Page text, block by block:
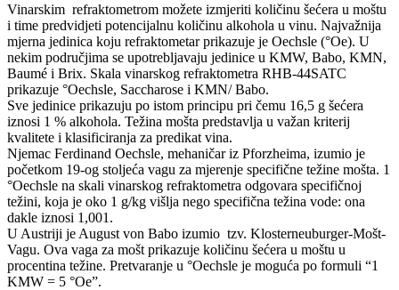
Vinarskim refraktometrom možete izmjeriti količinu šećera u moštu
i time predvidjeti potencijalnu količinu alkohola u vinu. Najvažnija
mjerna jedinica koju refraktometar prikazuje je Oechsle (°Oe). U
nekim područjima se upotrebljavaju jedinice u KMW, Babo, KMN,
Baumé i Brix. Skala vinarskog refraktometra RHB-44SATC
prikazuje °Oechsle, Saccharose i KMN/ Babo.
Sve jedinice prikazuju po istom principu pri čemu 16,5 g šećera
iznosi 1 % alkohola. Težina mošta predstavlja u važan kriterij
kvalitete i klasificiranja za predikat vina.
Njemac Ferdinand Oechsle, mehaničar iz Pforzheima, izumio je
početkom 19-og stoljeća vagu za mjerenje specifične težine mošta. 1
°Oechsle na skali vinarskog refraktometra odgovara specifičnoj
težini, koja je oko 1 g/kg višlja nego specifična težina vode: ona
dakle iznosi 1,001.
U Austriji je August von Babo izumio tzv. Klosterneuburger-Mošt-
Vagu. Ova vaga za mošt prikazuje količinu šećera u moštu u
procentina težine. Pretvaranje u °Oechsle je moguća po formuli “1
KMW = 5 °Oe”.